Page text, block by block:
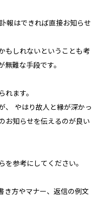
報はできれば直接お知らせ
もしれないということも考
難な手段です。
れます。
、 やはり故人と縁が深かっ
お知らせを伝えるのが良い
を参考にしてください。
き方やマナー、返信の例文